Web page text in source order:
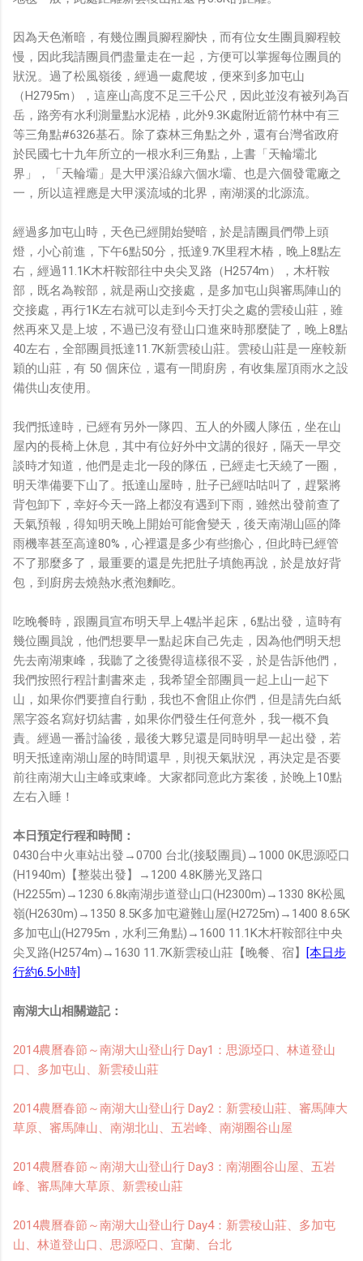
因為天色漸暗，有幾位團員腳程腳快，而有位女生團員腳程較
慢，因此我請團員們盡量走在一起，方便可以掌握每位團員的
狀況。過了松風嶺後，經過一處爬坡，便來到多加屯山
（H2795m），這座山高度不足三千公尺，因此並沒有被列為百
岳，路旁有水利測量點水泥樁，此外9.3K處附近箭竹林中有三
等三角點#6326基石。除了森林三角點之外，還有台灣省政府
於民國七十九年所立的一根水利三角點，上書「天輪壩北
界」，「天輪壩」是大甲溪沿線六個水壩、也是六個發電廠之
一，所以這裡應是大甲溪流域的北界，南湖溪的北源流。
經過多加屯山時，天色已經開始變暗，於是請團員們帶上頭
燈，小心前進，下午6點50分，抵達9.7K里程木樁，晚上8點左
右，經過11.1K木杆鞍部往中央尖叉路（H2574m），木杆鞍
部，既名為鞍部，就是兩山交接處，是多加屯山與審馬陣山的
交接處，再行1K左右就可以走到今天打尖之處的雲稜山莊，雖
然再來又是上坡，不過已沒有登山口進來時那麼陡了，晚上8點
40左右，全部團員抵達11.7K新雲稜山莊。雲稜山莊是一座較新
穎的山莊，有 50 個床位，還有一間廚房，有收集屋頂雨水之設
備供山友使用。
我們抵達時，已經有另外一隊四、五人的外國人隊伍，坐在山
屋內的長椅上休息，其中有位好外中文講的很好，隔天一早交
談時才知道，他們是走北一段的隊伍，已經走七天繞了一圈，
明天準備要下山了。抵達山屋時，肚子已經咕咕叫了，趕緊將
背包卸下，幸好今天一路上都沒有遇到下雨，雖然出發前查了
天氣預報，得知明天晚上開始可能會變天，後天南湖山區的降
雨機率甚至高達80%，心裡還是多少有些擔心，但此時已經管
不了那麼多了，最重要的還是先把肚子填飽再說，於是放好背
包，到廚房去燒熱水煮泡麵吃。
吃晚餐時，跟團員宣布明天早上4點半起床，6點出發，這時有
幾位團員說，他們想要早一點起床自己先走，因為他們明天想
先去南湖東峰，我聽了之後覺得這樣很不妥，於是告訴他們，
我們按照行程計劃書來走，我希望全部團員一起上山一起下
山，如果你們要擅自行動，我也不會阻止你們，但是請先白紙
黑字簽名寫好切結書，如果你們發生任何意外，我一概不負
責。經過一番討論後，最後大夥兒還是同時明早一起出發，若
明天抵達南湖山屋的時間還早，則視天氣狀況，再決定是否要
前往南湖大山主峰或東峰。大家都同意此方案後，於晚上10點
左右入睡！
本日預定行程和時間：
0430台中火車站出發→0700 台北(接駁團員)→1000 0K思源啞口
(H1940m)【整裝出發】→1200 4.8K勝光叉路口
(H2255m)→1230 6.8k南湖步道登山口(H2300m)→1330 8K松風
嶺(H2630m)→1350 8.5K多加屯避難山屋(H2725m)→1400 8.65K
多加屯山(H2795m，水利三角點)→1600 11.1K木杆鞍部往中央
尖叉路(H2574m)→1630 11.7K新雲稜山莊【晚餐、宿】
[本日步
行約6.5小時]
南湖大山相關遊記：
2014農曆春節～南湖大山登山行 Day1：思源埡口、林道登山
口、多加屯山、新雲稜山莊
2014農曆春節～南湖大山登山行 Day2：新雲稜山莊、審馬陣大
草原、審馬陣山、南湖北山、五岩峰、南湖圈谷山屋
2014農曆春節～南湖大山登山行 Day3：南湖圈谷山屋、五岩
峰、審馬陣大草原、新雲稜山莊
2014農曆春節～南湖大山登山行 Day4：新雲稜山莊、多加屯
山、林道登山口、思源啞口、宜蘭、台北